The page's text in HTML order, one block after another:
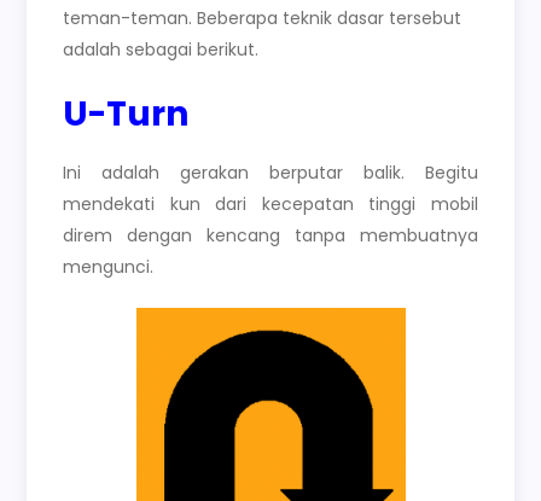
teman-teman. Beberapa teknik dasar tersebut
adalah sebagai berikut.
U-Turn
Ini adalah gerakan berputar balik. Begitu
mendekati kun dari kecepatan tinggi mobil
direm dengan kencang tanpa membuatnya
mengunci.